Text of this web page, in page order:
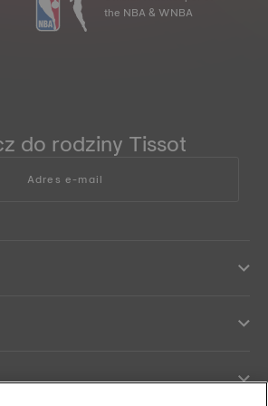
the NBA & WNBA
do rodziny Tissot
Adres e-mail